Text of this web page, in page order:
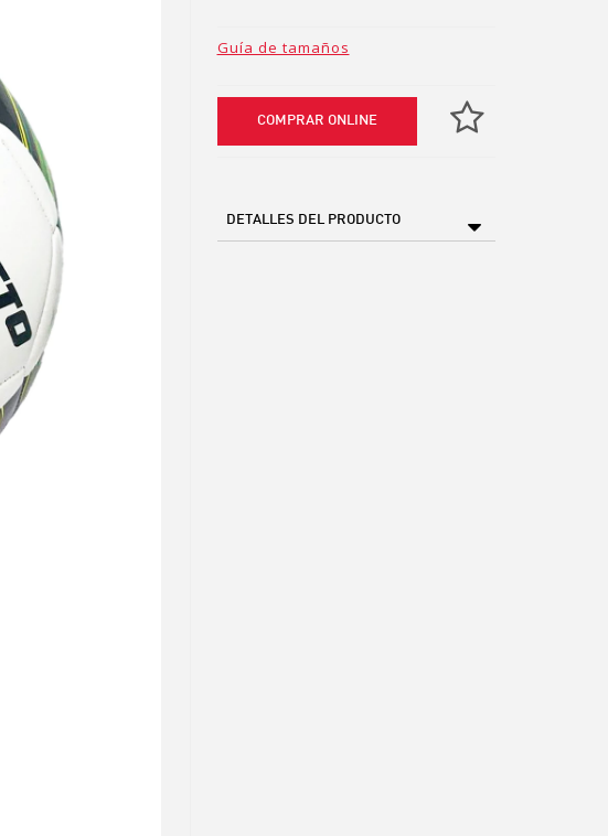
Guía de tamaños
COMPRAR ONLINE
DETALLES DEL PRODUCTO